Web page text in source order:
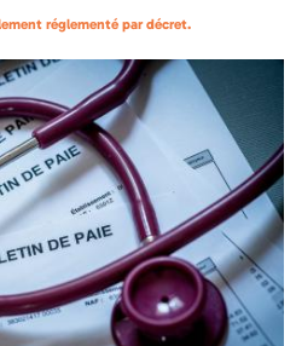
réglementé par décret.